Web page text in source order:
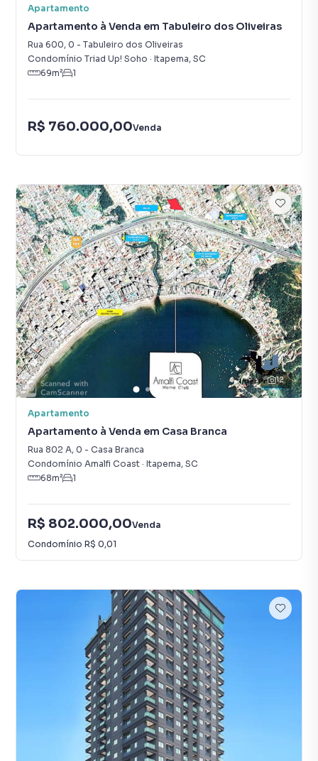
Apartamento
Apartamento à Venda em Tabuleiro dos Oliveiras
Rua 600, 0 - Tabuleiro dos Oliveiras
Condomínio Triad Up! Soho · Itapema, SC
69m² 1
R$ 760.000,00Venda
12
Apartamento
Apartamento à Venda em Casa Branca
Rua 802 A, 0 - Casa Branca
Condomínio Amalfi Coast · Itapema, SC
68m² 1
R$ 802.000,00Venda
Condomínio R$ 0,01